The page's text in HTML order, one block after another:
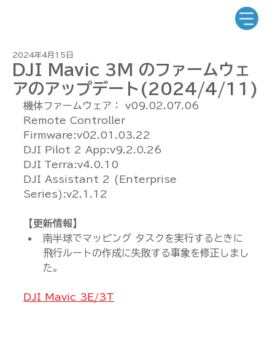
DJI Mavic 3M のファームウェ
アのアップデート(2024/4/11)
2024年4月15日
機体ファームウェア： v09.02.07.06
Remote Controller
Firmware:v02.01.03.22
DJI Pilot 2 App:v9.2.0.26
DJI Terra:v4.0.10
DJI Assistant 2 (Enterprise
Series):v2.1.12
【更新情報】
南半球でマッピング タスクを実行するときに
飛行ルートの作成に失敗する事象を修正しまし
た。
DJI Mavic 3E/3T